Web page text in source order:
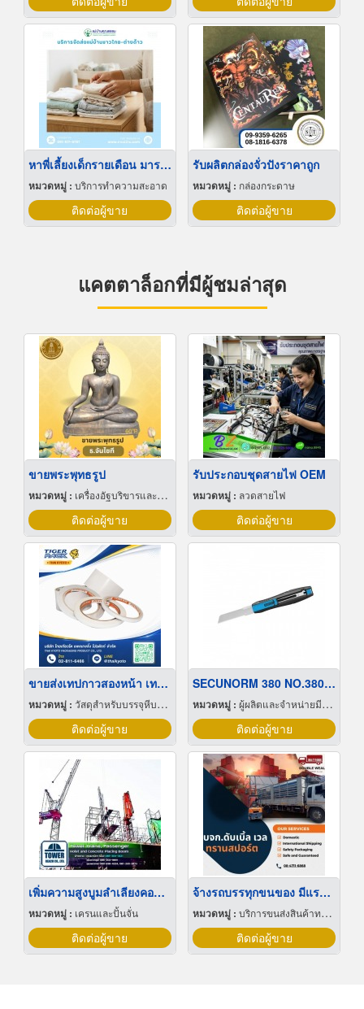
หาพี่เลี้ยงเด็กรายเดือน มารยาทดี
หมวดหมู่ : บริการทำความสะอาด
ติดต่อผู้ขาย
รับผลิตกล่องจั่วปังราคาถูก
หมวดหมู่ : กล่องกระดาษ
ติดต่อผู้ขาย
แคตตาล็อกที่มีผู้ชมล่าสุด
ขายพระพุทธรูป
หมวดหมู่ : เครื่องอัฐบริขารและของใช้ในพิธีศาสนา
ติดต่อผู้ขาย
รับประกอบชุดสายไฟ OEM
หมวดหมู่ : ลวดสายไฟ
ติดต่อผู้ขาย
ขายส่งเทปกาวสองหน้า เทปโฟมสองหน้า
หมวดหมู่ : วัสดุสำหรับบรรจุหีบห่อเครื่องจักรกล
ติดต่อผู้ขาย
SECUNORM 380 NO.380001.02
หมวดหมู่ : ผู้ผลิตและจำหน่ายมีด กรรไกรและเครื่องตัด
ติดต่อผู้ขาย
เพิ่มความสูงบูมลำเลียงคอนกรีต ทาวเวอร์เครนกระดก
หมวดหมู่ : เครนและปั้นจั่น
ติดต่อผู้ขาย
จ้างรถบรรทุกขนของ มีแรงงานยกของให้
หมวดหมู่ : บริการขนส่งสินค้าทางบก
ติดต่อผู้ขาย